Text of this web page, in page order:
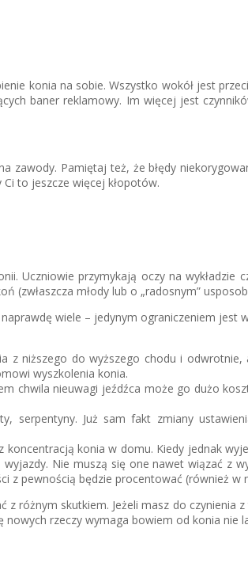
konia na sobie. Wszystko wokół jest
baner reklamowy. Im więcej jest
Pamiętaj też, że błędy
to jeszcze więcej kłopotów.
Uczniowie przymykają oczy na
młody lub o „radosnym”
wiele – jedynym ograniczeniem jest
niższego do wyższego chodu i
wyszkolenia konia.
chwila nieuwagi jeźdźca może go dużo
serpentyny. Już sam fakt zmiany
koncentracją konia w domu. Kiedy jednak
Nie muszą się one nawet wiązać z
z pewnością będzie procentować (również w
różnym skutkiem. Jeżeli masz do czynienia
nowych rzeczy wymaga bowiem od konia nie